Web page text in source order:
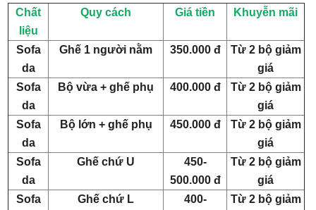
Chất
liệu
Quy cách Giá tiền Khuyễn mãi
Sofa
da
Ghế 1 người nằm 350.000 đ
Từ 2 bộ giảm
giá
Sofa
da
Bộ vừa + ghế phụ 400.000 đ
Từ 2 bộ giảm
giá
Sofa
da
Bộ lớn + ghế phụ 450.000 đ
Từ 2 bộ giảm
giá
Sofa
da
Ghế chứ U
450-
500.000 đ
Từ 2 bộ giảm
giá
Sofa
Ghế chứ L
400-
Từ 2 bộ giảm